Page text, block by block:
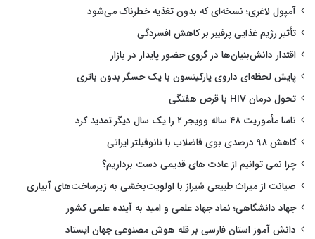
آمپول لاغری؛ نسخه‌ای که بدون تغذیه خطرناک می‌شود
تأثیر رژیم غذایی پرفیبر بر کاهش افسردگی
اقتدار دانش‌بنیان‌ها در گروی حضور پایدار در بازار
پایش لحظه‌ای داروی پارکینسون با یک حسگر بدون باتری
تحول درمان HIV با قرص هفتگی
ناسا مأموریت ۴۸ ساله وویجر ۲ را یک سال دیگر تمدید کرد
کاهش ۹۸ درصدی بوی فاضلاب با نانوفیلتر ایرانی
چرا نمی توانیم از عادت های قدیمی دست برداریم؟
صیانت از میراث طبیعی شیراز با اولویت‌بخشی به زیرساخت‌های آبیاری
جهاد دانشگاهی؛ نماد جهاد علمی و امید به آینده علمی کشور
دانش آموز استان فارسی بر قله هوش مصنوعی جهان ایستاد